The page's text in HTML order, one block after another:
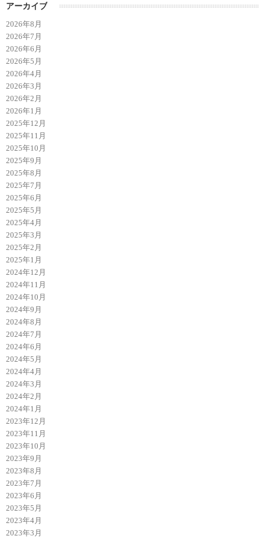
アーカイブ
2026年8月
2026年7月
2026年6月
2026年5月
2026年4月
2026年3月
2026年2月
2026年1月
2025年12月
2025年11月
2025年10月
2025年9月
2025年8月
2025年7月
2025年6月
2025年5月
2025年4月
2025年3月
2025年2月
2025年1月
2024年12月
2024年11月
2024年10月
2024年9月
2024年8月
2024年7月
2024年6月
2024年5月
2024年4月
2024年3月
2024年2月
2024年1月
2023年12月
2023年11月
2023年10月
2023年9月
2023年8月
2023年7月
2023年6月
2023年5月
2023年4月
2023年3月